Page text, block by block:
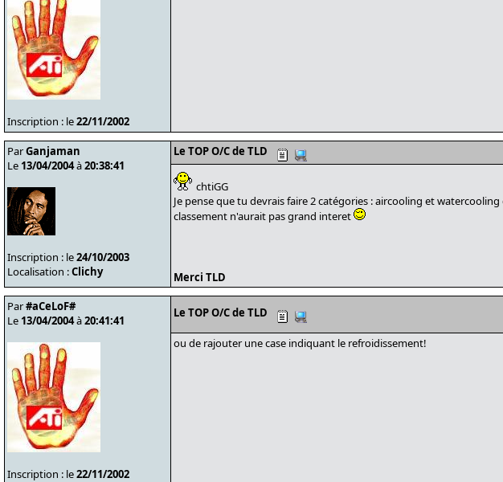
Inscription : le22/11/2002
ParGanjaman
Le 13/04/2004à20:38:41
Inscription : le24/10/2003
Localisation :Clichy
Le TOP O/C de TLD
chtiGG
Je pense que tu devrais faire 2 catégories : aircooling et watercooling
classement n'aurait pas grand interet
Merci TLD
Par#aCeLoF#
Le 13/04/2004à20:41:41
Inscription : le22/11/2002
Le TOP O/C de TLD
ou de rajouter une case indiquant le refroidissement!